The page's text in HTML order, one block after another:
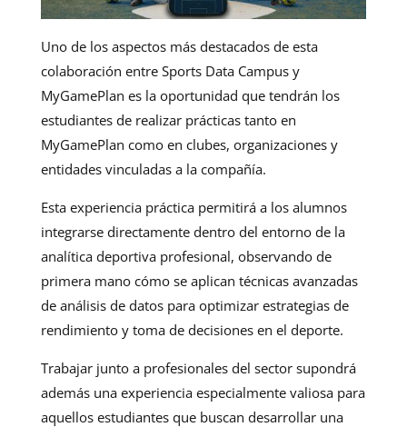
Uno de los aspectos más destacados de esta
colaboración entre Sports Data Campus y
MyGamePlan es la oportunidad que tendrán los
estudiantes de realizar prácticas tanto en
MyGamePlan como en clubes, organizaciones y
entidades vinculadas a la compañía.
Esta experiencia práctica permitirá a los alumnos
integrarse directamente dentro del entorno de la
analítica deportiva profesional, observando de
primera mano cómo se aplican técnicas avanzadas
de análisis de datos para optimizar estrategias de
rendimiento y toma de decisiones en el deporte.
Trabajar junto a profesionales del sector supondrá
además una experiencia especialmente valiosa para
aquellos estudiantes que buscan desarrollar una